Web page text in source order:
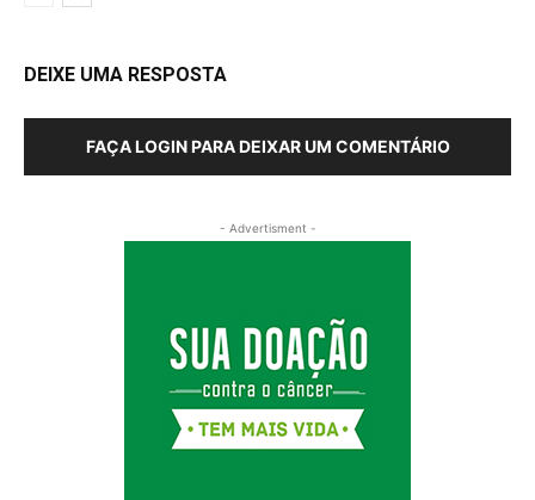
DEIXE UMA RESPOSTA
FAÇA LOGIN PARA DEIXAR UM COMENTÁRIO
- Advertisment -